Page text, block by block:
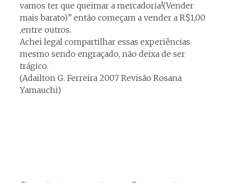
vamos ter que queimar a mercadoria!(Vender
mais barato)” então começam a vender a R$1,00
,entre outros.
Achei legal compartilhar essas experiências
mesmo sendo engraçado, não deixa de ser
trágico.
(Adailton G. Ferreira 2007 Revisão Rosana
Yamauchi)